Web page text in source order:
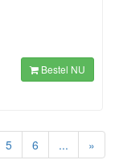
Bestel NU
5 6 ...
»